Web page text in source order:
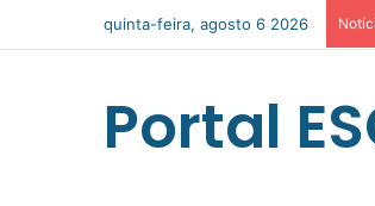
quinta-feira, agosto 6 2026
Portal